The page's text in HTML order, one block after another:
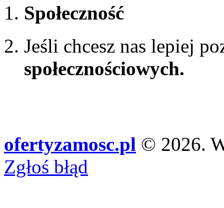
Społeczność
Jeśli chcesz nas lepiej
społecznościowych.
ofertyzamosc.pl © 2026.
Zgłoś błąd